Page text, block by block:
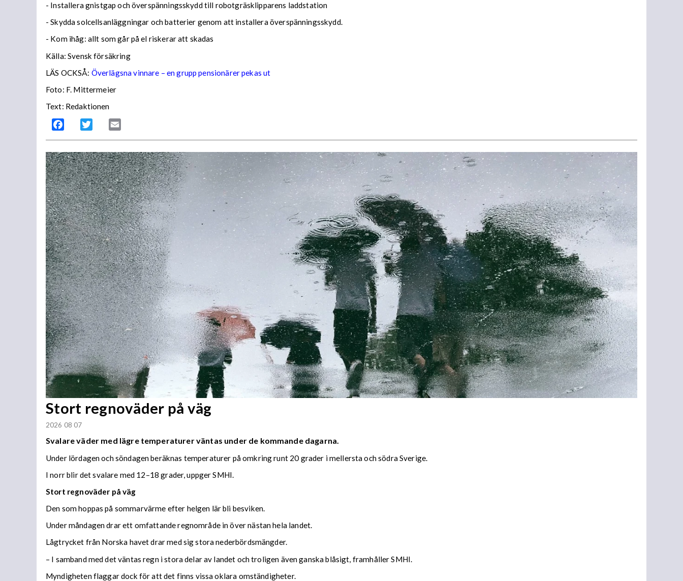
- Installera gnistgap och överspänningsskydd till robotgräsklipparens laddstation
- Skydda solcellsanläggningar och batterier genom att installera överspänningsskydd.
- Kom ihåg: allt som går på el riskerar att skadas
Källa: Svensk försäkring
LÄS OCKSÅ: Överlägsna vinnare – en grupp pensionärer pekas ut
Foto: F. Mittermeier
Text: Redaktionen
Facebook Twitter
Stort regnoväder på väg
2026 08 07
Svalare väder med lägre temperaturer väntas under de kommande dagarna.
Under lördagen och söndagen beräknas temperaturer på omkring runt 20 grader i mellersta och södra Sverige.
I norr blir det svalare med 12–18 grader, uppger SMHI.
Stort regnoväder på väg
Den som hoppas på sommarvärme efter helgen lär bli besviken.
Under måndagen drar ett omfattande regnområde in över nästan hela landet.
Lågtrycket från Norska havet drar med sig stora nederbördsmängder.
– I samband med det väntas regn i stora delar av landet och troligen även ganska blåsigt, framhåller SMHI.
Myndigheten flaggar dock för att det finns vissa oklara omständigheter.